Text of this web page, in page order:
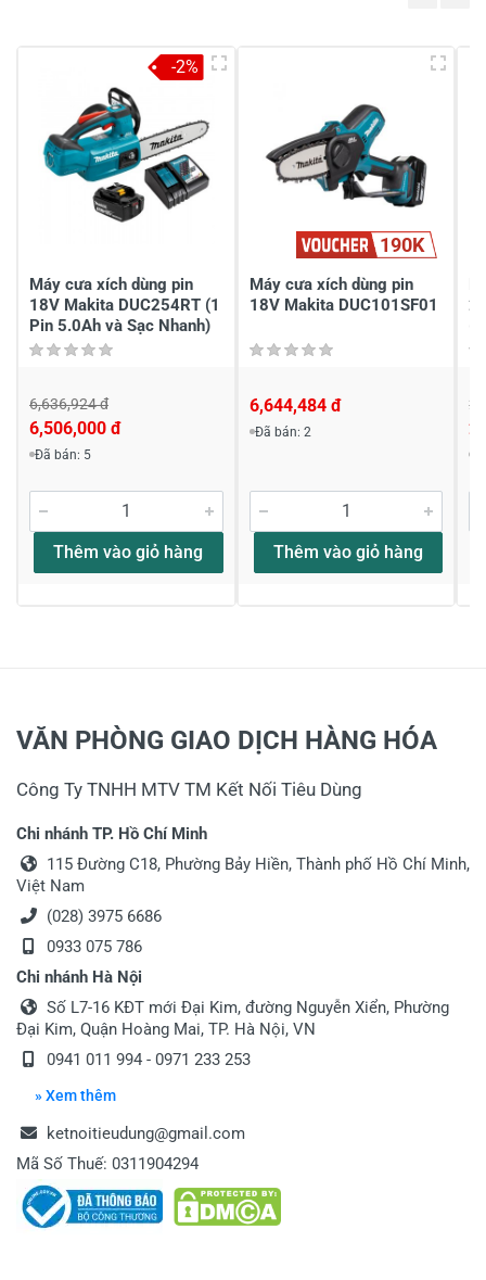
1
Chia sẻ nhận xét về sản phẩm
Viết nhận xét của bạn
Viết nhận xét về sản phẩm
Viết nhận xét của bạn vào bên dưới*
Gửi nhận xét
Máy cưa xích dùng pin
18V Makita DUC254RT (1
Pin 5.0Ah và Sạc Nhanh)
6,636,924 đ
6,506,000 đ
Đã bán: 5
Thêm vào giỏ hàng
-2%
190K
Máy cưa xích dùng pin
18V Makita DUC101SF01
6,644,484 đ
Đã bán: 2
Thêm vào giỏ hàng
VĂN PHÒNG GIAO DỊCH HÀNG HÓA
Công Ty TNHH MTV TM Kết Nối Tiêu Dùng
Chi nhánh TP. Hồ Chí Minh
115 Đường C18, Phường Bảy Hiền, Thành phố Hồ Chí Minh,
Việt Nam
(028) 3975 6686
0933 075 786
Chi nhánh Hà Nội
Số L7-16 KĐT mới Đại Kim, đường Nguyễn Xiển, Phường
Đại Kim, Quận Hoàng Mai, TP. Hà Nội, VN
0941 011 994 - 0971 233 253
» Xem thêm
ketnoitieudung@gmail.com
Mã Số Thuế: 0311904294